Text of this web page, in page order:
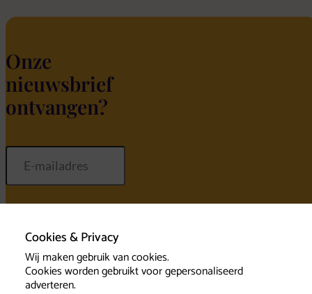
Cookies & Privacy
Wij maken gebruik van cookies.
Cookies worden gebruikt voor gepersonaliseerd
adverteren.
Onze
nieuwsbrief
ontvangen?